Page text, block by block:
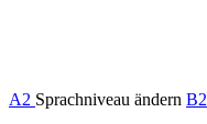
A2 Sprachniveau ändern B2